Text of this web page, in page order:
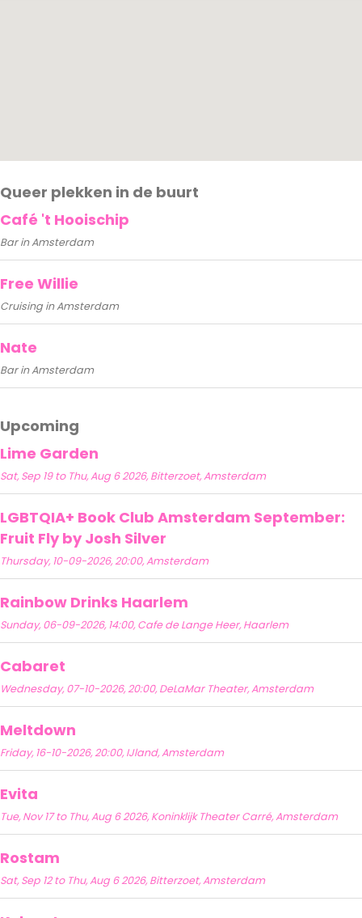
Queer plekken in de buurt
Café 't Hooischip
Bar in Amsterdam
Free Willie
Cruising in Amsterdam
Nate
Bar in Amsterdam
Upcoming
Lime Garden
Sat, Sep 19 to Thu, Aug 6 2026, Bitterzoet, Amsterdam
LGBTQIA+ Book Club Amsterdam September:
Fruit Fly by Josh Silver
Thursday, 10-09-2026, 20:00, Amsterdam
Rainbow Drinks Haarlem
Sunday, 06-09-2026, 14:00, Cafe de Lange Heer, Haarlem
Cabaret
Wednesday, 07-10-2026, 20:00, DeLaMar Theater, Amsterdam
Meltdown
Friday, 16-10-2026, 20:00, IJland, Amsterdam
Evita
Tue, Nov 17 to Thu, Aug 6 2026, Koninklijk Theater Carré, Amsterdam
Rostam
Sat, Sep 12 to Thu, Aug 6 2026, Bitterzoet, Amsterdam